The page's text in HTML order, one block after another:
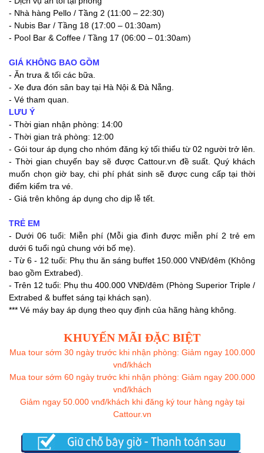
- Nhà hàng Pello / Tầng 2 (11:00 – 22:30)
- Nubis Bar / Tầng 18 (17:00 – 01:30am)
- Pool Bar & Coffee / Tầng 17 (06:00 – 01:30am)
GIÁ KHÔNG BAO GỒM
- Ăn trưa & tối các bữa.
- Xe đưa đón sân bay tại Hà Nội & Đà Nẵng.
- Vé tham quan.
LƯU Ý
- Thời gian nhận phòng: 14:00
- Thời gian trả phòng: 12:00
- Gói tour áp dụng cho nhóm đăng ký tối thiểu từ 02 người trở lên.
- Thời gian chuyến bay sẽ được Cattour.vn đề suất. Quý khách
muốn chọn giờ bay, chi phí phát sinh sẽ được cung cấp tại thời
điểm kiểm tra vé.
- Giá trên không áp dụng cho dịp lễ tết.
TRẺ EM
- Dưới 06 tuổi: Miễn phí (Mỗi gia đình được miễn phí 2 trẻ em
dưới 6 tuổi ngủ chung với bố mẹ).
- Từ 6 - 12 tuổi: Phụ thu ăn sáng buffet 150.000 VNĐ/đêm (Không
bao gồm Extrabed).
- Trên 12 tuổi: Phụ thu 400.000 VNĐ/đêm (Phòng Superior Triple /
Extrabed & buffet sáng tại khách sạn).
*** Vé máy bay áp dụng theo quy định của hãng hàng không.
KHUYẾN MÃI ĐẶC BIỆT
Mua tour sớm 30 ngày trước khi nhận phòng: Giảm ngay 100.000
vnđ/khách
Mua tour sớm 60 ngày trước khi nhận phòng: Giảm ngay 200.000
vnđ/khách
Giảm ngay 50.000 vnđ/khách khi đăng ký tour hàng ngày tại
Cattour.vn